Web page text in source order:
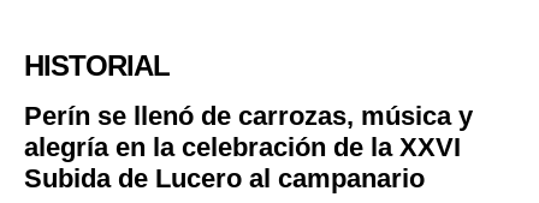
HISTORIAL
Perín se llenó de carrozas, música y
alegría en la celebración de la XXVI
Subida de Lucero al campanario